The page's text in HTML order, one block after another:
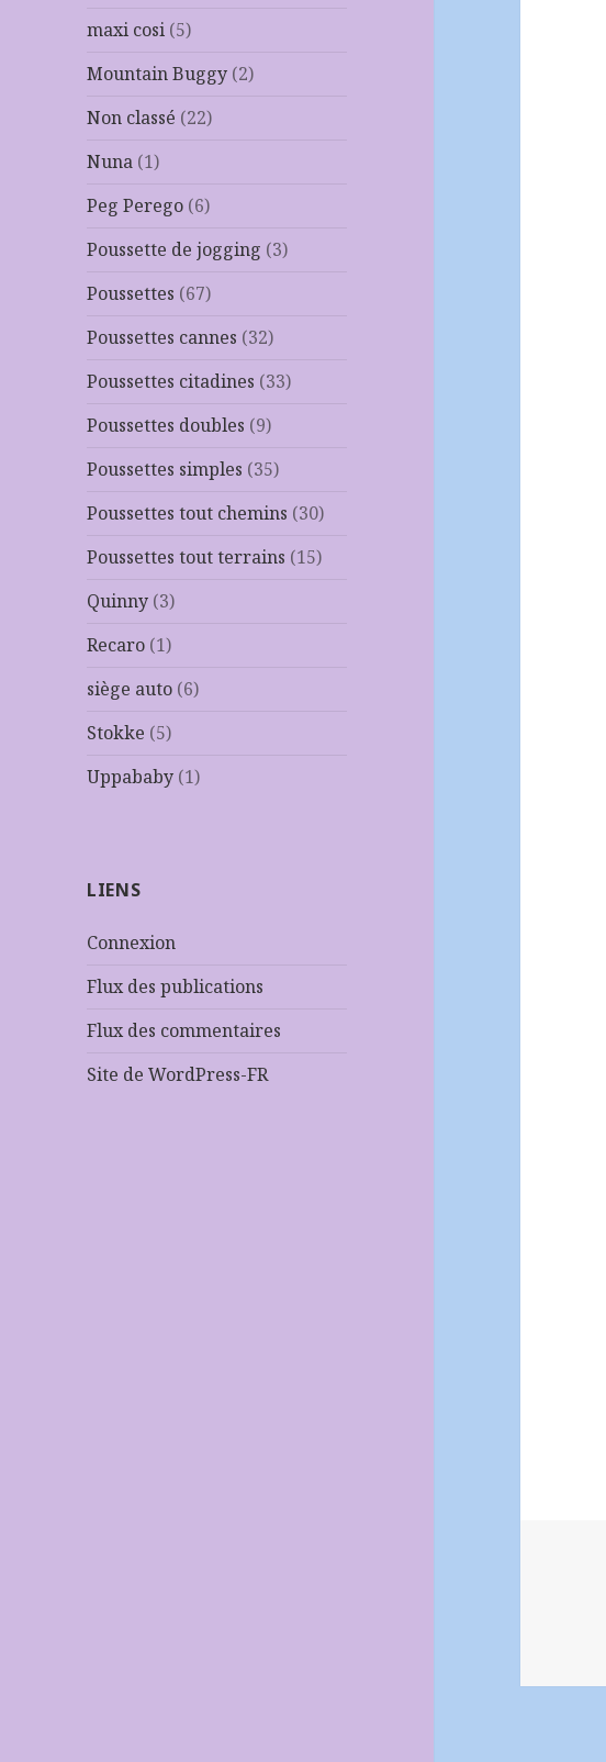
maxi cosi (5)
Mountain Buggy (2)
Non classé (22)
Nuna (1)
Peg Perego (6)
Poussette de jogging (3)
Poussettes (67)
Poussettes cannes (32)
Poussettes citadines (33)
Poussettes doubles (9)
Poussettes simples (35)
Poussettes tout chemins (30)
Poussettes tout terrains (15)
Quinny (3)
Recaro (1)
siège auto (6)
Stokke (5)
Uppababy (1)
LIENS
Connexion
Flux des publications
Flux des commentaires
Site de WordPress-FR